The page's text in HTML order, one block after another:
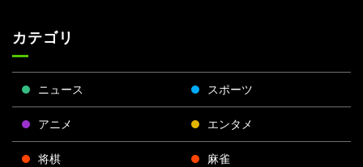
カテゴリ
ニュース スポーツ
アニメ エンタメ
将棋 麻雀